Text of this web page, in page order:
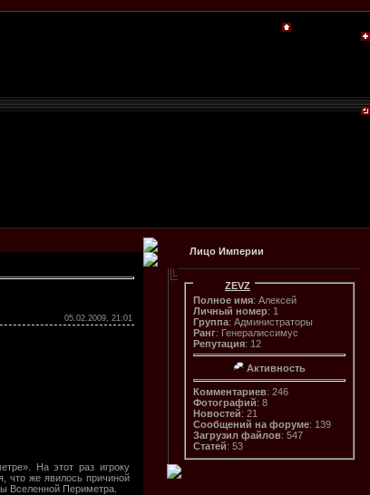
05.02.2009, 21:01
На этот раз игроку
что же явилось причиной
Вселенной Периметра.
Лицо Империи
ZEVZ
Полное имя: Алексей
Личный номер: 1
Группа: Администраторы
Ранг: Генералиссимус
Репутация: 12
Активность
Комментариев: 246
Фотографий: 8
Новостей: 21
Сообщений на форуме: 139
Загрузил файлов: 547
Статей: 53